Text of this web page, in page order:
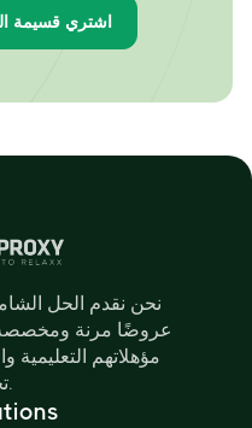
اشتري قسيمة
نحن نقدم الحل
عروضًا مرنة ومخصصة
مؤهلاتهم
تحقيقها.